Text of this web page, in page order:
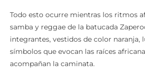
Todo esto ocurre mientras los ritmos
samba y reggae de la batucada
integrantes, vestidos de color naranja,
símbolos que evocan las raíces
acompañan la caminata.